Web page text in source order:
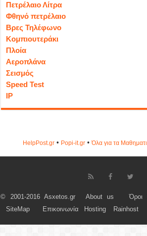
Πετρέλαιο Λίτρα
Φθηνό πετρέλαιο
Βρες Τηλέφωνο
Κομπιουτεράκι
Πλοία
Αεροπλάνα
Σεισμός
Speed Test
IP
HelpPost.gr• Popi-it.gr•Όλα για τα
© 2001-2016 Asxetos.gr About us
Όροι
SiteMap
Επικοινωνία Hosting Rainhost